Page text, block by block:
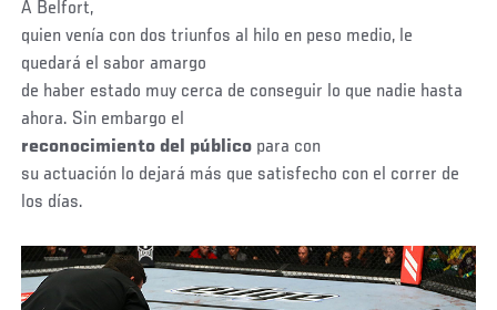
A Belfort,
quien venía con dos triunfos al hilo en peso medio, le
quedará el sabor amargo
de haber estado muy cerca de conseguir lo que nadie hasta
ahora. Sin embargo el
reconocimiento del público para con
su actuación lo dejará más que satisfecho con el correr de
los días.